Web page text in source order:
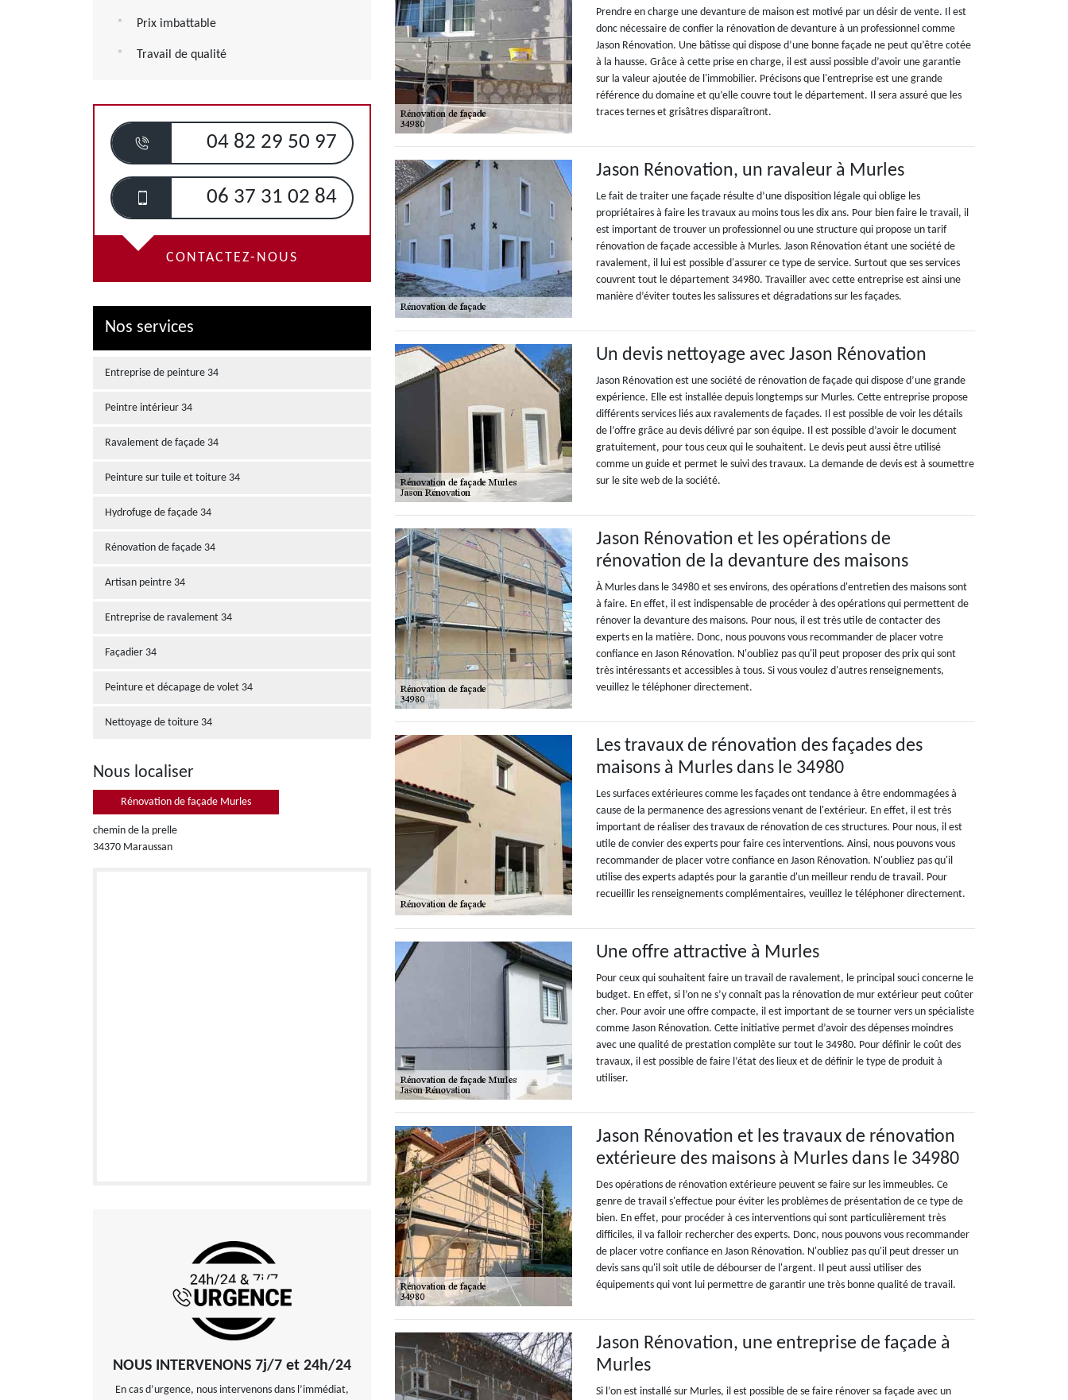
Prix imbattable
Travail de qualité
04 82 29 50 97
06 37 31 02 84
CONTACTEZ-NOUS
Nos services
Entreprise de peinture 34
Peintre intérieur 34
Ravalement de façade 34
Peinture sur tuile et toiture 34
Hydrofuge de façade 34
Rénovation de façade 34
Artisan peintre 34
Entreprise de ravalement 34
Façadier 34
Peinture et décapage de volet 34
Nettoyage de toiture 34
Nous localiser
Rénovation de façade Murles
chemin de la prelle
34370 Maraussan
NOUS INTERVENONS 7j/7 et 24h/24
En cas d’urgence, nous intervenons dans l’immédiat,
Prendre en charge une devanture de maison est motivé par un désir de vente. Il est
donc nécessaire de confier la rénovation de devanture à un professionnel comme
Jason Rénovation. Une bâtisse qui dispose d’une bonne façade ne peut qu’être cotée
à la hausse. Grâce à cette prise en charge, il est aussi possible d’avoir une garantie
sur la valeur ajoutée de l'immobilier. Précisons que l'entreprise est une grande
référence du domaine et qu’elle couvre tout le département. Il sera assuré que les
traces ternes et grisâtres disparaîtront.
Jason Rénovation, un ravaleur à Murles
Le fait de traiter une façade résulte d’une disposition légale qui oblige les
propriétaires à faire les travaux au moins tous les dix ans. Pour bien faire le travail, il
est important de trouver un professionnel ou une structure qui propose un tarif
rénovation de façade accessible à Murles. Jason Rénovation étant une société de
ravalement, il lui est possible d'assurer ce type de service. Surtout que ses services
couvrent tout le département 34980. Travailler avec cette entreprise est ainsi une
manière d’éviter toutes les salissures et dégradations sur les façades.
Un devis nettoyage avec Jason Rénovation
Jason Rénovation est une société de rénovation de façade qui dispose d’une grande
expérience. Elle est installée depuis longtemps sur Murles. Cette entreprise propose
différents services liés aux ravalements de façades. Il est possible de voir les détails
de l’offre grâce au devis délivré par son équipe. Il est possible d’avoir le document
gratuitement, pour tous ceux qui le souhaitent. Le devis peut aussi être utilisé
comme un guide et permet le suivi des travaux. La demande de devis est à soumettre
sur le site web de la société.
Jason Rénovation et les opérations de
rénovation de la devanture des maisons
À Murles dans le 34980 et ses environs, des opérations d'entretien des maisons sont
à faire. En effet, il est indispensable de procéder à des opérations qui permettent de
rénover la devanture des maisons. Pour nous, il est très utile de contacter des
experts en la matière. Donc, nous pouvons vous recommander de placer votre
confiance en Jason Rénovation. N'oubliez pas qu'il peut proposer des prix qui sont
très intéressants et accessibles à tous. Si vous voulez d'autres renseignements,
veuillez le téléphoner directement.
Les travaux de rénovation des façades des
maisons à Murles dans le 34980
Les surfaces extérieures comme les façades ont tendance à être endommagées à
cause de la permanence des agressions venant de l'extérieur. En effet, il est très
important de réaliser des travaux de rénovation de ces structures. Pour nous, il est
utile de convier des experts pour faire ces interventions. Ainsi, nous pouvons vous
recommander de placer votre confiance en Jason Rénovation. N'oubliez pas qu'il
utilise des experts adaptés pour la garantie d'un meilleur rendu de travail. Pour
recueillir les renseignements complémentaires, veuillez le téléphoner directement.
Une offre attractive à Murles
Pour ceux qui souhaitent faire un travail de ravalement, le principal souci concerne le
budget. En effet, si l’on ne s’y connaît pas la rénovation de mur extérieur peut coûter
cher. Pour avoir une offre compacte, il est important de se tourner vers un spécialiste
comme Jason Rénovation. Cette initiative permet d’avoir des dépenses moindres
avec une qualité de prestation complète sur tout le 34980. Pour définir le coût des
travaux, il est possible de faire l’état des lieux et de définir le type de produit à
utiliser.
Jason Rénovation et les travaux de rénovation
extérieure des maisons à Murles dans le 34980
Des opérations de rénovation extérieure peuvent se faire sur les immeubles. Ce
genre de travail s'effectue pour éviter les problèmes de présentation de ce type de
bien. En effet, pour procéder à ces interventions qui sont particulièrement très
difficiles, il va falloir rechercher des experts. Donc, nous pouvons vous recommander
de placer votre confiance en Jason Rénovation. N'oubliez pas qu'il peut dresser un
devis sans qu'il soit utile de débourser de l'argent. Il peut aussi utiliser des
équipements qui vont lui permettre de garantir une très bonne qualité de travail.
Jason Rénovation, une entreprise de façade à
Murles
Si l’on est installé sur Murles, il est possible de se faire rénover sa façade avec un